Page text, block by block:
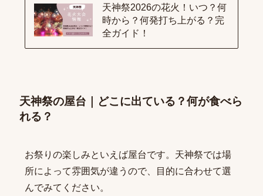
天神祭2026の花火！いつ？何
時から？何発打ち上がる？完
全ガイド！
天神祭の屋台｜どこに出ている？何が食べら
れる？
お祭りの楽しみといえば屋台です。天神祭では場
所によって雰囲気が違うので、目的に合わせて選
んでみてください。